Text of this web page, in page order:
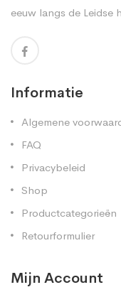
eeuw langs de Leidse
Informatie
Algemene
FAQ
Privacybeleid
Shop
Productcategorieën
Retourformulier
Mijn Account